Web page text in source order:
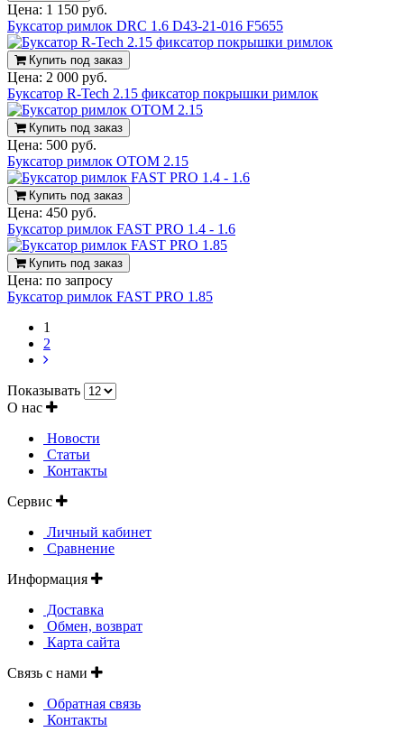
Цена: 1 150 руб.
Буксатор римлок DRC 1.6 D43-21-016 F5655
Купить под заказ
Цена: 2 000 руб.
Буксатор R-Tech 2.15 фиксатор покрышки римлок
Купить под заказ
Цена: 500 руб.
Буксатор римлок OTOM 2.15
Купить под заказ
Цена: 450 руб.
Буксатор римлок FAST PRO 1.4 - 1.6
Купить под заказ
Цена: по запросу
Буксатор римлок FAST PRO 1.85
1
2
Показывать
О нас
Новости
Статьи
Контакты
Сервис
Личный кабинет
Сравнение
Информация
Доставка
Обмен, возврат
Карта сайта
Связь с нами
Обратная связь
Контакты